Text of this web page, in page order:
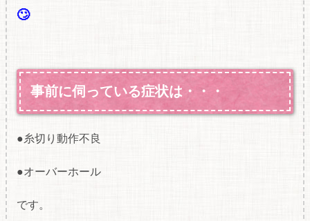
🙄
事前に伺っている症状は・・・
●糸切り動作不良
●オーバーホール
です。